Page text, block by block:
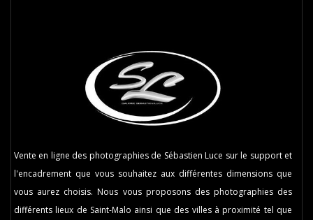
Vente en ligne des photographies de Sébastien Luce sur le support et
l'encadrement que vous souhaitez aux différentes dimensions que
vous aurez choisis. Nous vous proposons des photographies des
différents lieux de Saint-Malo ainsi que des villes à proximité tel que